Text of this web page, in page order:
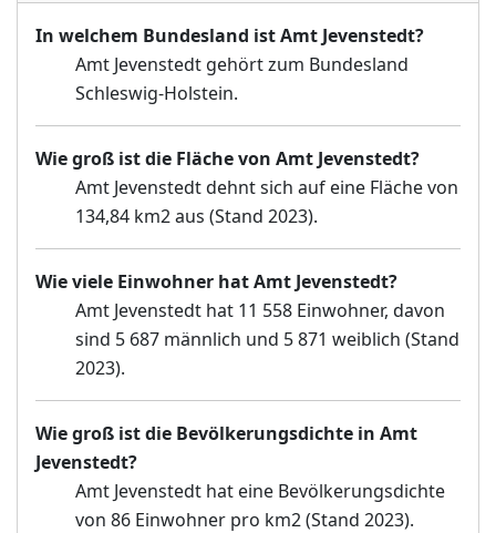
In welchem Bundesland ist Amt Jevenstedt?
Amt Jevenstedt gehört zum Bundesland
Schleswig-Holstein.
Wie groß ist die Fläche von Amt Jevenstedt?
Amt Jevenstedt dehnt sich auf eine Fläche von
134,84 km2 aus (Stand 2023).
Wie viele Einwohner hat Amt Jevenstedt?
Amt Jevenstedt hat 11 558 Einwohner, davon
sind 5 687 männlich und 5 871 weiblich (Stand
2023).
Wie groß ist die Bevölkerungsdichte in Amt
Jevenstedt?
Amt Jevenstedt hat eine Bevölkerungsdichte
von 86 Einwohner pro km2 (Stand 2023).